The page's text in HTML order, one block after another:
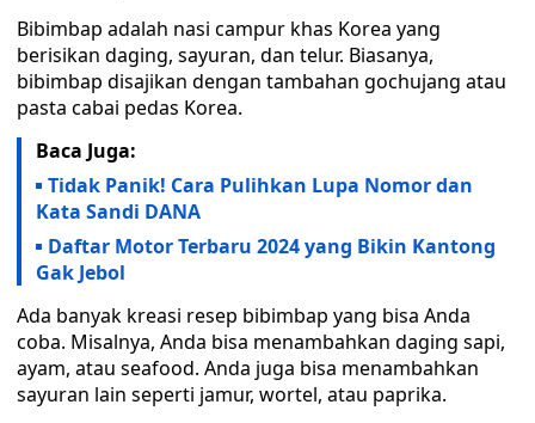
Bibimbap adalah nasi campur khas Korea yang
berisikan daging, sayuran, dan telur. Biasanya,
bibimbap disajikan dengan tambahan gochujang atau
pasta cabai pedas Korea.
Baca Juga:
Tidak Panik! Cara Pulihkan Lupa Nomor dan
Kata Sandi DANA
Daftar Motor Terbaru 2024 yang Bikin Kantong
Gak Jebol
Ada banyak kreasi resep bibimbap yang bisa Anda
coba. Misalnya, Anda bisa menambahkan daging sapi,
ayam, atau seafood. Anda juga bisa menambahkan
sayuran lain seperti jamur, wortel, atau paprika.